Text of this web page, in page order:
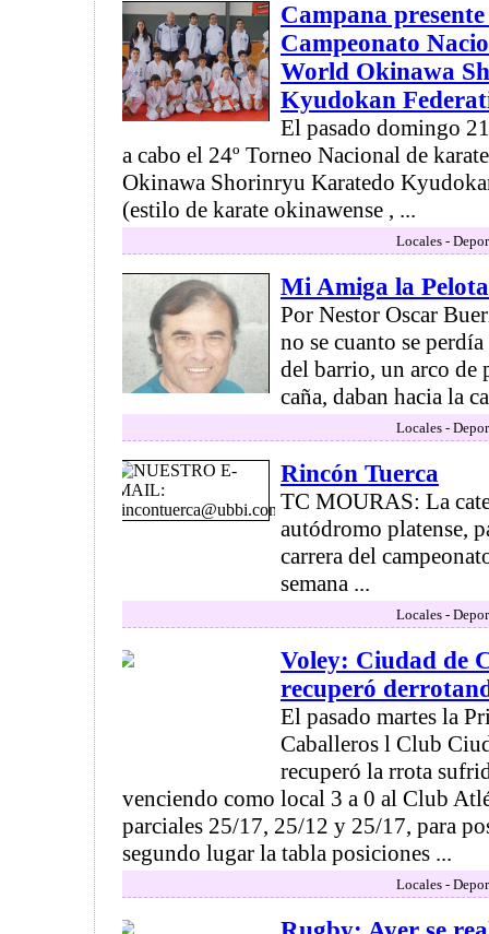
Campana presente
Campeonato
World Okinawa
Kyudokan
El pasado domingo
a cabo el 24º Torneo Nacional de
Okinawa Shorinryu Karatedo
(estilo de karate okinawense , ...
Locales -
Mi Amiga la Pelota
Por Nestor Oscar
no se cuanto se
del barrio, un arco de
caña, daban hacia la
Locales -
Rincón Tuerca
TC MOURAS: La
autódromo platense,
carrera del
semana ...
Locales -
Voley: Ciudad de
recuperó
El pasado martes la
Caballeros l Club
recuperó la rrota
venciendo como local 3 a 0 al Club
parciales 25/17, 25/12 y 25/17, para
segundo lugar la tabla posiciones ...
Locales -